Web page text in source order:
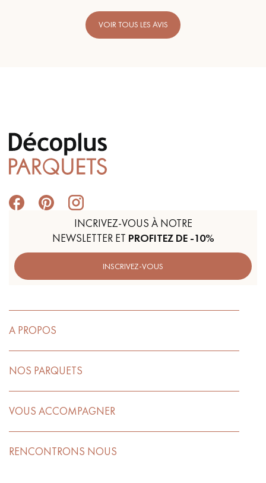
VOIR TOUS LES AVIS
INCRIVEZ-VOUS À NOTRE
NEWSLETTER ET PROFITEZ DE -10%
INSCRIVEZ-VOUS
A PROPOS
NOS PARQUETS
VOUS ACCOMPAGNER
RENCONTRONS NOUS